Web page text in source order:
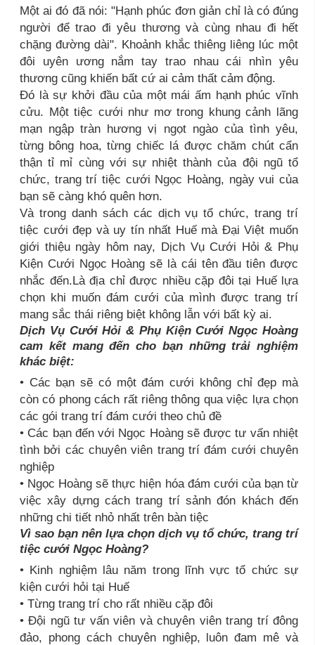
Một ai đó đã nói: "Hạnh phúc đơn giản chỉ là có đúng
người để trao đi yêu thương và cùng nhau đi hết
chặng đường dài". Khoảnh khắc thiêng liêng lúc một
đôi uyên ương nắm tay trao nhau cái nhìn yêu
thương cũng khiến bất cứ ai cảm thất cảm động.
Đó là sự khởi đầu của một mái ấm hạnh phúc vĩnh
cửu. Một tiệc cưới như mơ trong khung cảnh lãng
mạn ngập tràn hương vị ngọt ngào của tình yêu,
từng bông hoa, từng chiếc lá được chăm chút cẩn
thận tỉ mỉ cùng với sự nhiệt thành của đội ngũ tổ
chức, trang trí tiệc cưới Ngọc Hoàng, ngày vui của
bạn sẽ càng khó quên hơn.
Và trong danh sách các dịch vụ tổ chức, trang trí
tiệc cưới đẹp và uy tín nhất Huế mà Đại Việt muốn
giới thiệu ngày hôm nay, Dịch Vụ Cưới Hỏi & Phụ
Kiện Cưới Ngọc Hoàng sẽ là cái tên đầu tiên được
nhắc đến.Là địa chỉ được nhiều cặp đôi tại Huế lựa
chọn khi muốn đám cưới của mình được trang trí
mang sắc thái riêng biệt không lẫn với bất kỳ ai.
Dịch Vụ Cưới Hỏi & Phụ Kiện Cưới Ngọc Hoàng
cam kết mang đến cho bạn những trải nghiệm
khác biệt:
• Các bạn sẽ có một đám cưới không chỉ đẹp mà
còn có phong cách rất riêng thông qua việc lựa chọn
các gói trang trí đám cưới theo chủ đề
• Các bạn đến với Ngọc Hoàng sẽ được tư vấn nhiệt
tình bởi các chuyên viên trang trí đám cưới chuyên
nghiệp
• Ngọc Hoàng sẽ thực hiện hóa đám cưới của bạn từ
việc xây dựng cách trang trí sảnh đón khách đến
những chi tiết nhỏ nhất trên bàn tiệc
Vì sao bạn nên lựa chọn dịch vụ tổ chức, trang trí
tiệc cưới Ngọc Hoàng?
• Kinh nghiệm lâu năm trong lĩnh vực tổ chức sự
kiện cưới hỏi tại Huế
• Từng trang trí cho rất nhiều cặp đôi
• Đội ngũ tư vấn viên và chuyên viên trang trí đông
đảo, phong cách chuyên nghiệp, luôn đam mê và